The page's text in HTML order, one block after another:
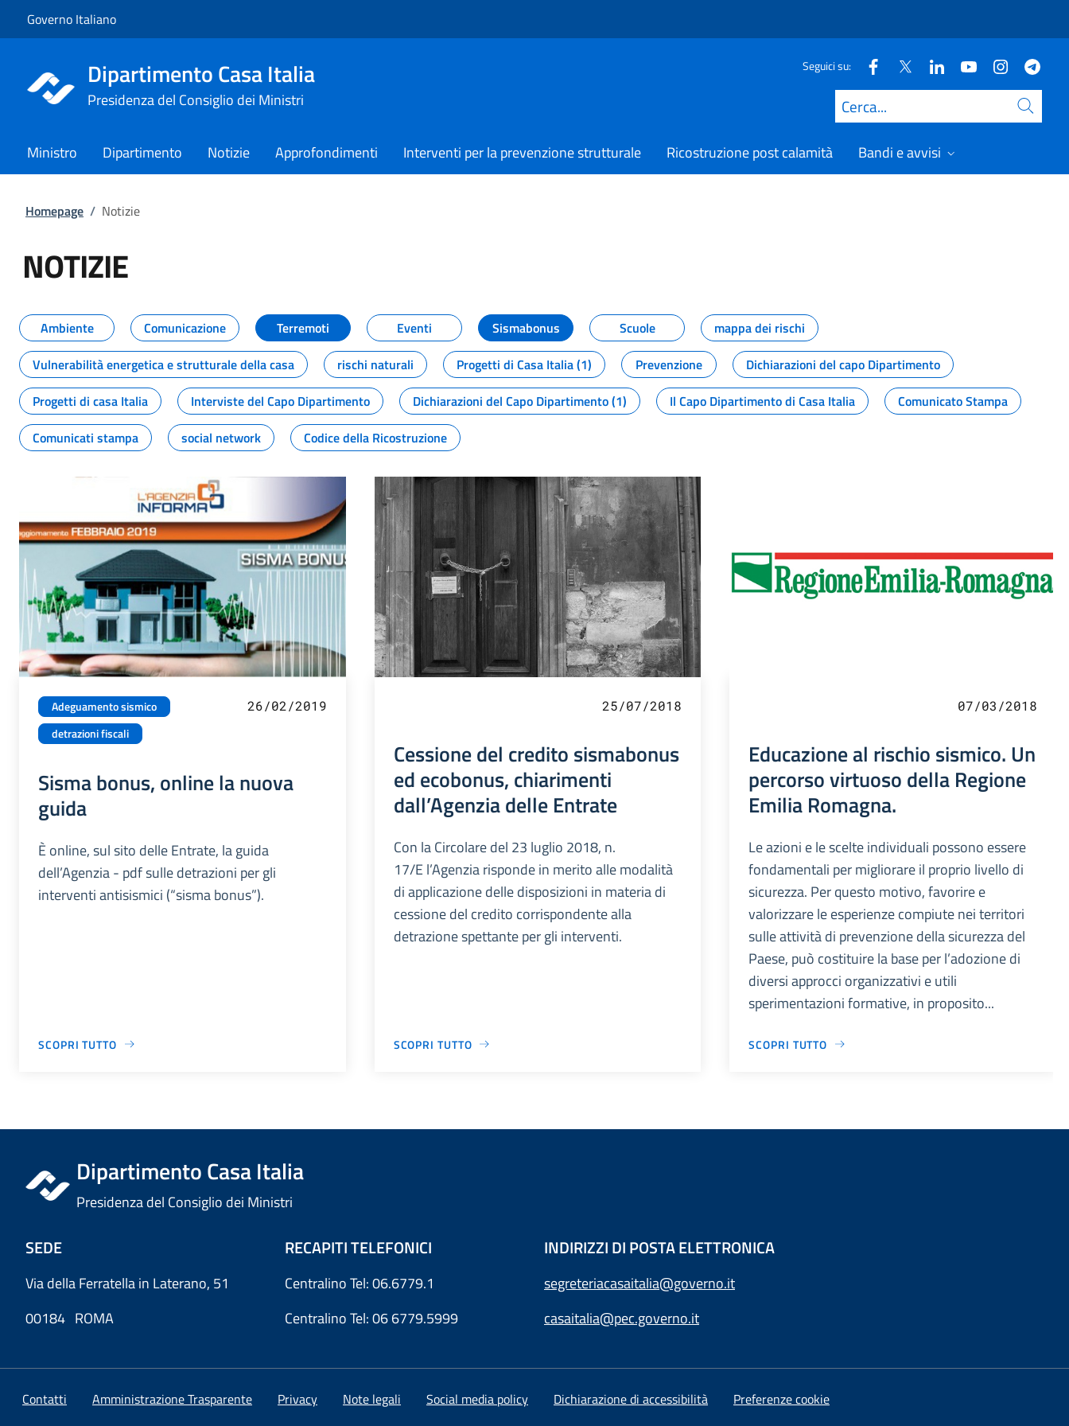
Governo Italiano
Dipartimento Casa Italia
Presidenza del Consiglio dei Ministri
Seguici su:
Cerca
Ministro Dipartimento Notizie Approfondimenti Interventi per la prevenzione strutturale Ricostruzione post calamità Bandi e avvisi
Homepage / Notizie
NOTIZIE
Tutti i contenuti della pagina NOTIZIE
Ambiente Comunicazione Terremoti Eventi Sismabonus Scuole
mappa dei rischi
Vulnerabilità energetica e strutturale della casa
rischi naturali Progetti di Casa Italia (1) Prevenzione
Dichiarazioni del capo Dipartimento
Progetti di casa Italia
Interviste del Capo Dipartimento Dichiarazioni del Capo Dipartimento (1) Il Capo Dipartimento di Casa Italia
Comunicato Stampa
Comunicati stampa
social network Codice della Ricostruzione
Adeguamento sismico
detrazioni fiscali
26/02/2019
Sisma bonus, online la nuova
guida
È online, sul sito delle Entrate, la guida
dell’Agenzia - pdf sulle detrazioni per gli
interventi antisismici (“sisma bonus”).
SCOPRI TUTTO
25/07/2018
Cessione del credito sismabonus
ed ecobonus, chiarimenti
dall’Agenzia delle Entrate
Con la Circolare del 23 luglio 2018, n.
17/E l’Agenzia risponde in merito alle modalità
di applicazione delle disposizioni in materia di
cessione del credito corrispondente alla
detrazione spettante per gli interventi.
SCOPRI TUTTO
07/03/2018
Educazione al rischio sismico. Un
percorso virtuoso della Regione
Emilia Romagna.
Le azioni e le scelte individuali possono essere
fondamentali per migliorare il proprio livello di
sicurezza. Per questo motivo, favorire e
valorizzare le esperienze compiute nei territori
sulle attività di prevenzione della sicurezza del
Paese, può costituire la base per l’adozione di
diversi approcci organizzativi e utili
sperimentazioni formative, in proposito...
SCOPRI TUTTO
Dipartimento Casa Italia
Presidenza del Consiglio dei Ministri
SEDE
Via della Ferratella in Laterano, 51
00184 ROMA
RECAPITI TELEFONICI
Centralino Tel: 06.6779.1
Centralino Tel: 06 6779.5999
INDIRIZZI DI POSTA ELETTRONICA
segreteriacasaitalia@governo.it
casaitalia@pec.governo.it
Contatti Amministrazione Trasparente Privacy Note legali Social media policy Dichiarazione di accessibilità Preferenze cookie